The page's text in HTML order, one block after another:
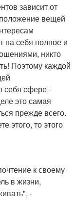
зависит от
вещей
на себя полное и
никто
Поэтому каждой
себя сфере -
это самая
прежде всего.
этого, то этого
к своему
в жизни,
-